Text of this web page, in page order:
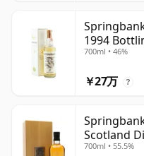
1994
700ml • 46%
￥27万 ?
Scotland
700ml • 55.5%